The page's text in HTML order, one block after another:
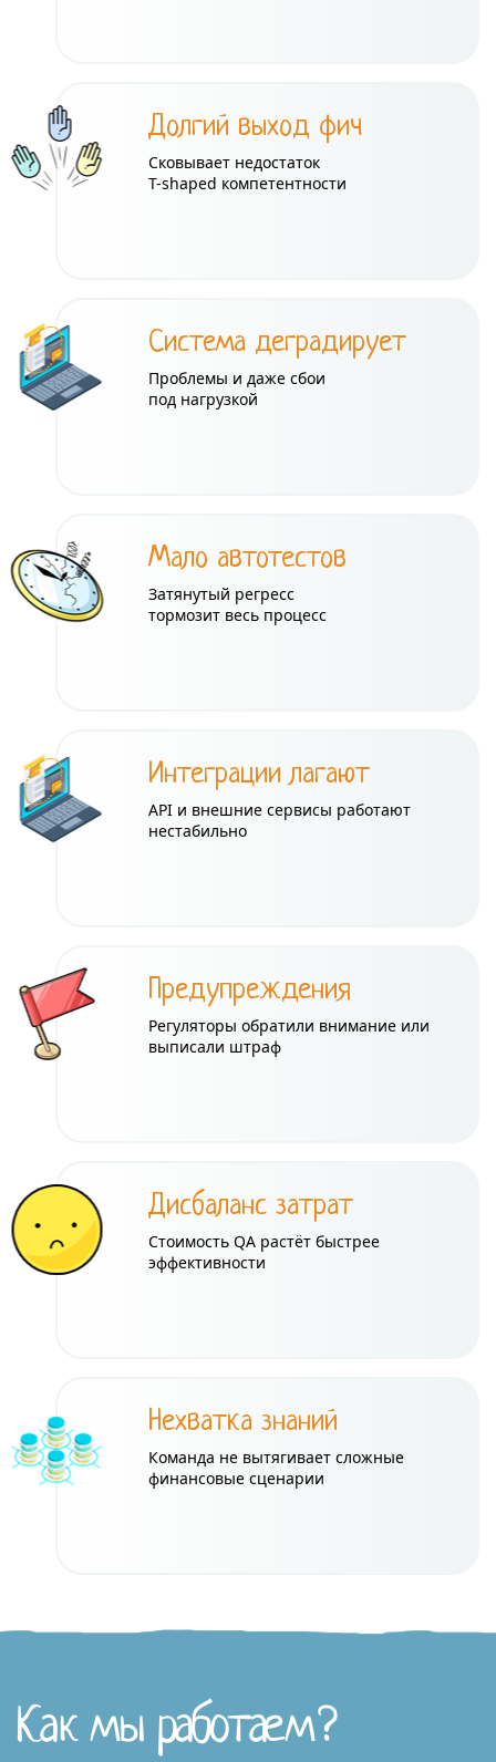
Долгий выход фич
Сковывает недостаток
T-shaped компетентности
Система деградирует
Проблемы и даже сбои
под нагрузкой
Мало автотестов
Затянутый регресс
тормозит весь процесс
Интеграции лагают
API и внешние сервисы работают
нестабильно
Предупреждения
Регуляторы обратили внимание или
выписали штраф
Дисбаланс затрат
Стоимость QA растёт быстрее
эффективности
Нехватка знаний
Команда не вытягивает сложные
финансовые сценарии
Как мы работаем?